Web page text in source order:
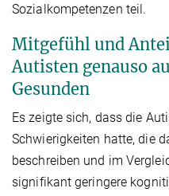
Sozialkompetenzen teil.
Mitgefühl und
Autisten genauso
Gesunden
Es zeigte sich, dass die
Schwierigkeiten hatte, die
beschreiben und im
signifikant geringere